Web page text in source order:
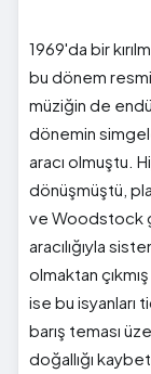
1969'da bir
bu dönem
müziğin de
dönemin
aracı olmuştu.
dönüşmüştü,
ve Woodstock
aracılığıyla
olmaktan
ise bu isyanları
barış teması
doğallığı